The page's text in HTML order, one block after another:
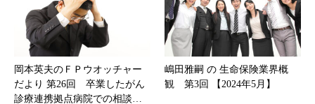
岡本英夫のＦＰウオッチャー
だより 第26回 卒業したがん
診療連携拠点病院での相談…
嶋田雅嗣 の 生命保険業界概
観 第3回 【2024年5月】